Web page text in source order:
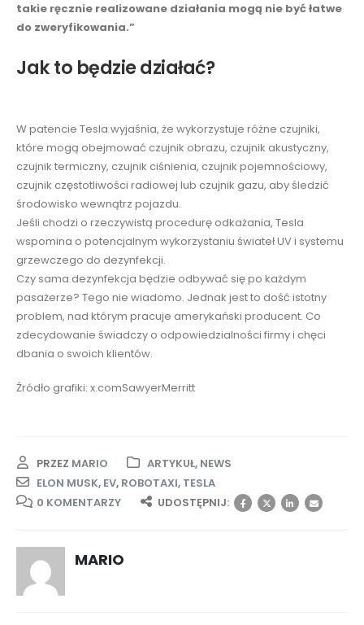
takie ręcznie realizowane działania mogą nie być łatwe
do zweryfikowania.”
Jak to będzie działać?
W patencie Tesla wyjaśnia, że wykorzystuje różne czujniki,
które mogą obejmować czujnik obrazu, czujnik akustyczny,
czujnik termiczny, czujnik ciśnienia, czujnik pojemnościowy,
czujnik częstotliwości radiowej lub czujnik gazu, aby śledzić
środowisko wewnątrz pojazdu.
Jeśli chodzi o rzeczywistą procedurę odkażania, Tesla
wspomina o potencjalnym wykorzystaniu świateł UV i systemu
grzewczego do dezynfekcji.
Czy sama dezynfekcja będzie odbywać się po każdym
pasażerze? Tego nie wiadomo. Jednak jest to dość istotny
problem, nad którym pracuje amerykański producent. Co
zdecydowanie świadczy o odpowiedzialności firmy i chęci
dbania o swoich klientów.
Źródło grafiki: x.comSawyerMerritt
PRZEZ MARIO ARTYKUŁ, NEWS
ELON MUSK, EV, ROBOTAXI, TESLA
0 KOMENTARZY
UDOSTĘPNIJ:
MARIO